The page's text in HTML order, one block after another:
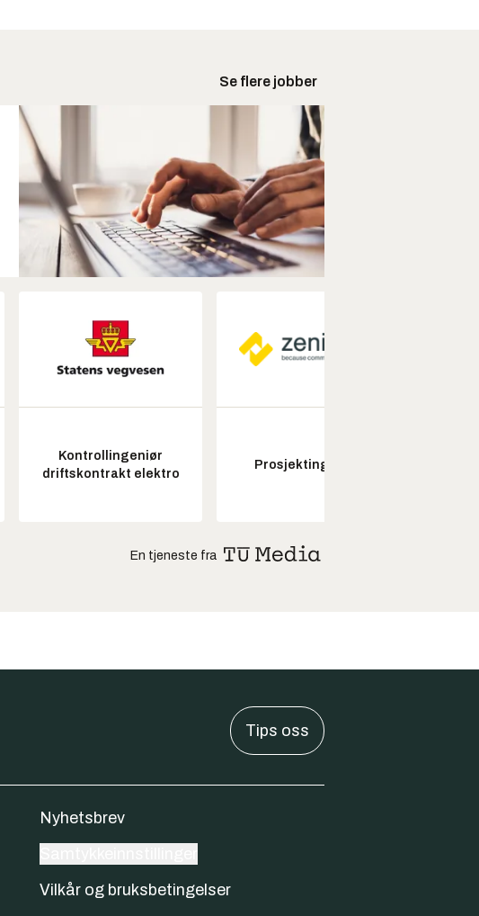
Se flere jobber
Kontrollingeniør
driftskontrakt elektro
Prosjektingeniør
En tjeneste fra
Tips oss
Nyhetsbrev
Vilkår og bruksbetingelser